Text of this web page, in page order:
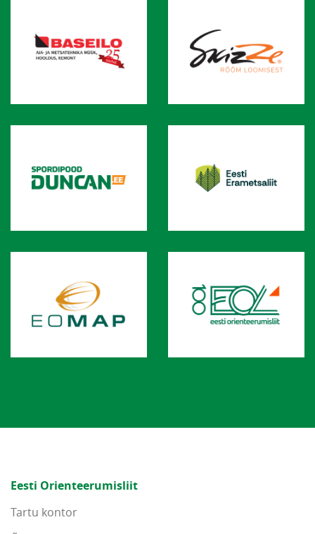
Eesti Orienteerumisliit
Tartu kontor